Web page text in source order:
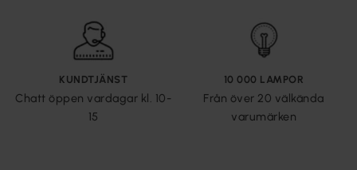
KUNDTJÄNST
Chatt öppen vardagar kl. 10-
15
10 000 LAMPOR
Från över 20 välkända
varumärken